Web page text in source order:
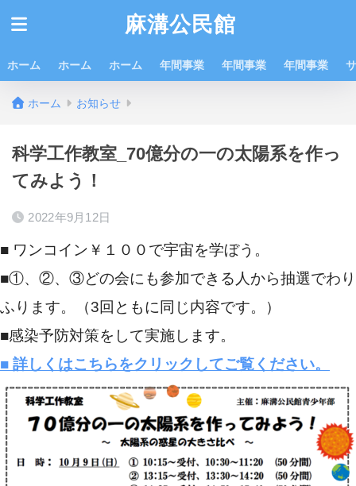
麻溝公民館
ホーム ホーム ホーム 年間事業 年間事業 年間事業
ホーム お知らせ
科学工作教室_70億分の一の太陽系を作っ
てみよう！
2022年9月12日
■ ワンコイン￥１００で宇宙を学ぼう。
■①、②、③どの会にも参加できる人から抽選でわり
ふります。（3回ともに同じ内容です。）
■感染予防対策をして実施します。
■ 詳しくはこちらをクリックしてご覧ください。